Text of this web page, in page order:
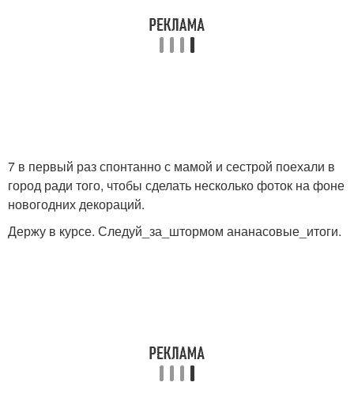
7 в первый раз спонтанно с мамой и сестрой поехали в
город ради того, чтобы сделать несколько фоток на фоне
новогодних декораций.
Держу в курсе. Следуй_за_штормом ананасовые_итоги.